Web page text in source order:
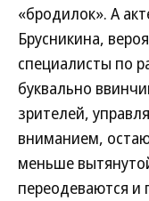
«бродилок». А
Брусникина,
специалисты по
буквально
зрителей,
вниманием,
меньше
переодеваются и